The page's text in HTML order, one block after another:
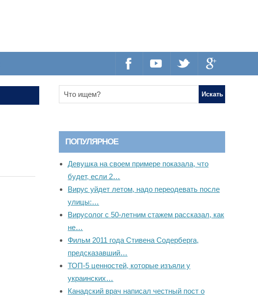
ПОПУЛЯРНОЕ
Девушка на своем примере показала, что
будет, если 2…
Вирус уйдет летом, надо переодевать после
улицы:…
Вирусолог с 50-летним стажем рассказал, как
не…
Фильм 2011 года Стивена Содерберга,
предсказавший…
ТОП-5 ценностей, которые изъяли у
украинских…
Канадский врач написал честный пост о